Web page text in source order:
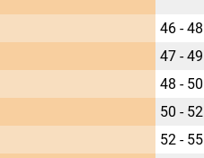
46 - 48
47 - 49
48 - 50
50 - 52
52 - 55